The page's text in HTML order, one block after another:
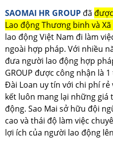
SAOMAI HR GROUP đã
Lao động Thương binh và
lao động Việt Nam đi làm
ngoài hợp pháp. Với nhiều
đưa người lao động hợp
GROUP được công nhận là
Đài Loan uy tín với chi phí rẻ
kết luôn mang lại những
động. Sao Mai sở hữu đội
cao và thái độ làm việc
lợi ích của người lao động